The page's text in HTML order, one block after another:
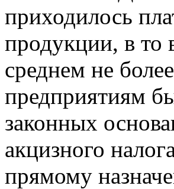
приходилось
продукции, в то
среднем не
предприятиям
законных
акцизного
прямому